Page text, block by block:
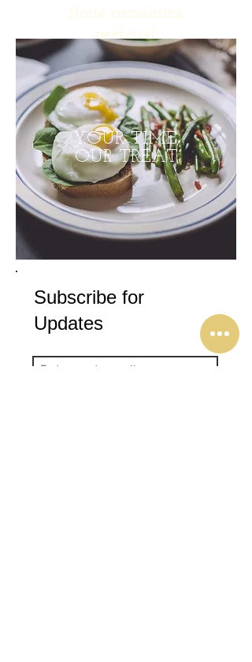
Noite romântica
perfeita!
YOUR TIME,
OUR TREAT
Subscribe for
Updates